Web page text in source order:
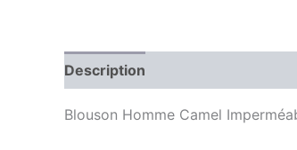
Description
Blouson Homme Camel